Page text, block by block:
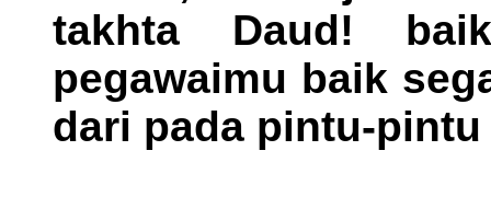
takhta Daud!
pegawaimu baik
dari pada pintu-